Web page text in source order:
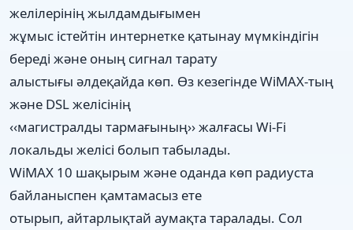
желілерінің жылдамдығымен
жұмыс істейтін интернетке қатынау мүмкіндігін
береді және оның сигнал тарату
алыстығы әлдеқайда көп. Өз кезегінде WiMAX-тың
және DSL желісінің
‹‹магистралды тармағының›› жалғасы Wi-Fi
локальды желісі болып табылады.
WiMAX 10 шақырым және оданда көп радиуста
байланыспен қамтамасыз ете
отырып, айтарлықтай аумақта таралады. Сол